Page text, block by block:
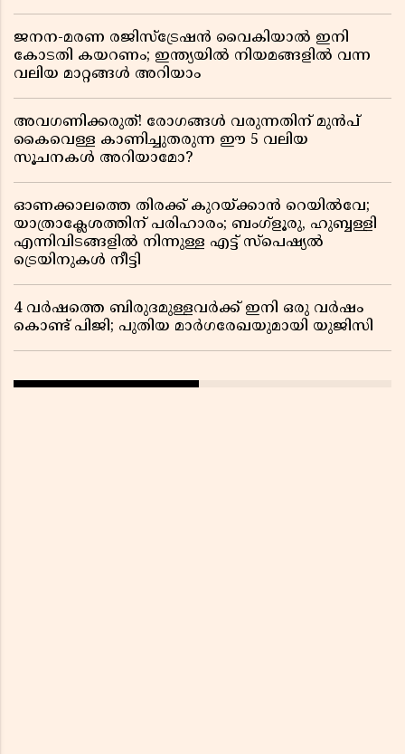
ജനന-മരണ രജിസ്ട്രേഷൻ വൈകിയാൽ ഇനി
കോടതി കയറണം; ഇന്ത്യയിൽ നിയമങ്ങളിൽ വന്ന
വലിയ മാറ്റങ്ങൾ അറിയാം
അവഗണിക്കരുത്! രോഗങ്ങൾ വരുന്നതിന് മുൻപ്
കൈവെള്ള കാണിച്ചുതരുന്ന ഈ 5 വലിയ
സൂചനകൾ അറിയാമോ?
ഓണക്കാലത്തെ തിരക്ക് കുറയ്ക്കാൻ റെയിൽവേ;
യാത്രാക്ലേശത്തിന് പരിഹാരം; ബംഗ്ളൂരു, ഹുബ്ബള്ളി
എന്നിവിടങ്ങളിൽ നിന്നുള്ള എട്ട് സ്പെഷ്യൽ
ട്രെയിനുകൾ നീട്ടി
4 വർഷത്തെ ബിരുദമുള്ളവർക്ക് ഇനി ഒരു വർഷം
കൊണ്ട് പിജി; പുതിയ മാർഗരേഖയുമായി യുജിസി